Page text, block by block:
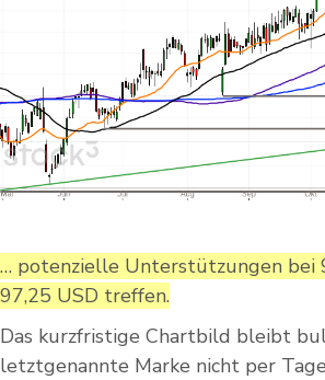
… potenzielle Unterstützungen bei
97,25 USD treffen.
Das kurzfristige Chartbild bleibt
letztgenannte Marke nicht per